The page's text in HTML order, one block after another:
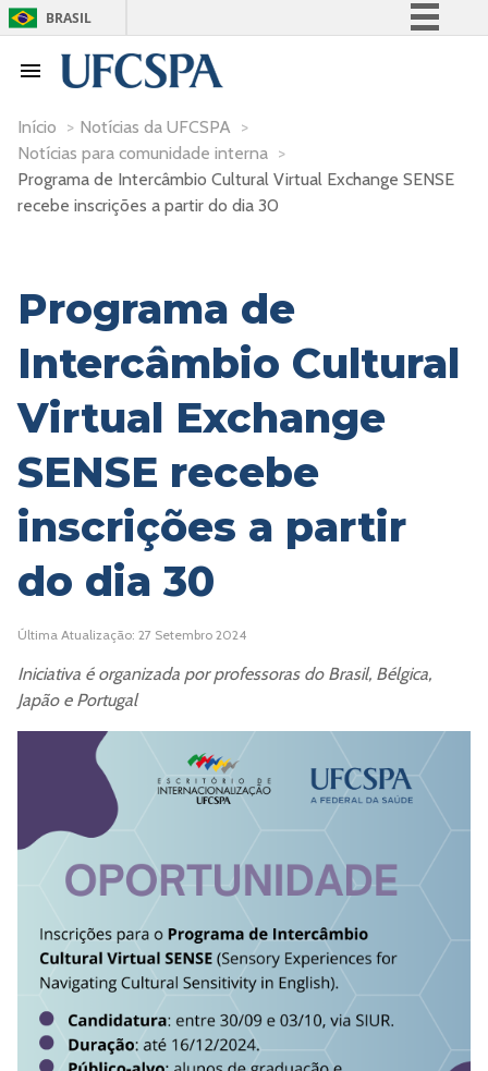
BRASIL
Acesso à informação
Início > Notícias da UFCSPA >
Notícias para comunidade interna >
Programa de Intercâmbio Cultural Virtual Exchange SENSE
recebe inscrições a partir do dia 30
Programa de
Intercâmbio Cultural
Virtual Exchange
SENSE recebe
inscrições a partir
do dia 30
Última Atualização: 27 Setembro 2024
Iniciativa é organizada por professoras do Brasil, Bélgica,
Japão e Portugal